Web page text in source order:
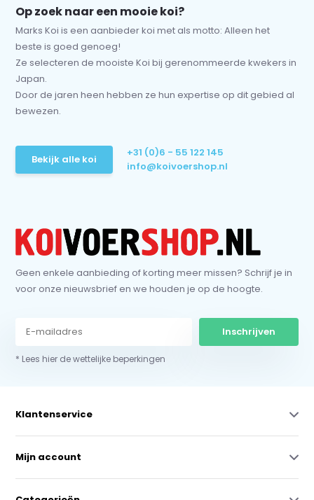
Op zoek naar een mooie koi?
Marks Koi is een aanbieder koi met als motto: Alleen het
beste is goed genoeg!
Ze selecteren de mooiste Koi bij gerenommeerde kwekers in
Japan.
Door de jaren heen hebben ze hun expertise op dit gebied al
bewezen.
Bekijk alle koi
+31 (0)6 - 55 122 145
info@koivoershop.nl
Geen enkele aanbieding of korting meer missen? Schrijf je in
voor onze nieuwsbrief en we houden je op de hoogte.
Inschrijven
* Lees hier de wettelijke beperkingen
Klantenservice
Mijn account